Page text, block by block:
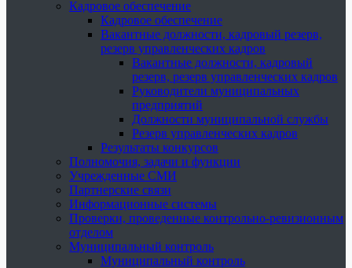
Кадровое обеспечение
Кадровое обеспечение
Вакантные должности, кадровый резерв,
резерв управленческих кадров
Вакантные должности, кадровый
резерв, резерв управленческих кадров
Руководители муниципальных
предприятий
Должности муниципальной службы
Резерв управленческих кадров
Результаты конкурсов
Полномочия, задачи и функции
Учрежденные СМИ
Партнерские связи
Информационные системы
Проверки, проведенные контрольно-ревизионным
отделом
Муниципальный контроль
Муниципальный контроль